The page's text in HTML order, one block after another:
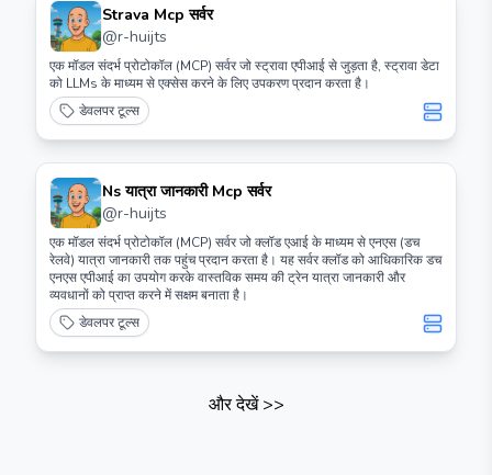
Strava Mcp सर्वर
@r-huijts
एक मॉडल संदर्भ प्रोटोकॉल (MCP) सर्वर जो स्ट्रावा एपीआई से जुड़ता है, स्ट्रावा डेटा
को LLMs के माध्यम से एक्सेस करने के लिए उपकरण प्रदान करता है।
डेवलपर टूल्स
Ns यात्रा जानकारी Mcp सर्वर
@r-huijts
एक मॉडल संदर्भ प्रोटोकॉल (MCP) सर्वर जो क्लॉड एआई के माध्यम से एनएस (डच
रेलवे) यात्रा जानकारी तक पहुंच प्रदान करता है। यह सर्वर क्लॉड को आधिकारिक डच
एनएस एपीआई का उपयोग करके वास्तविक समय की ट्रेन यात्रा जानकारी और
व्यवधानों को प्राप्त करने में सक्षम बनाता है।
डेवलपर टूल्स
और देखें>>